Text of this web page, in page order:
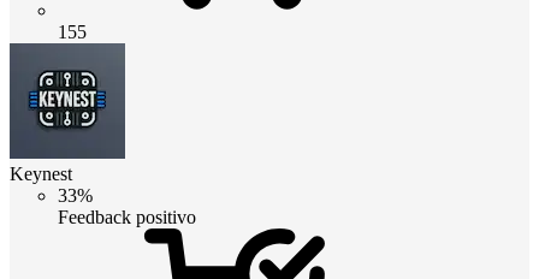
155
Keynest
33%
Feedback positivo